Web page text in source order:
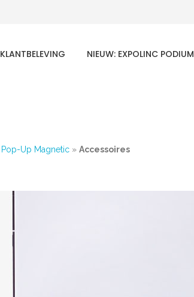
KLANTBELEVING NIEUW: EXPOLINC PODIUM
Pop-Up Magnetic » Accessoires